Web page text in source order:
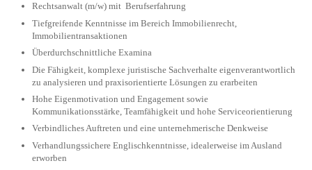
Rechtsanwalt (m/w) mit Berufserfahrung
Tiefgreifende Kenntnisse im Bereich Immobilienrecht,
Immobilientransaktionen
Überdurchschnittliche Examina
Die Fähigkeit, komplexe juristische Sachverhalte eigenverantwortlich
zu analysieren und praxisorientierte Lösungen zu erarbeiten
Hohe Eigenmotivation und Engagement sowie
Kommunikationsstärke, Teamfähigkeit und hohe Serviceorientierung
Verbindliches Auftreten und eine unternehmerische Denkweise
Verhandlungssichere Englischkenntnisse, idealerweise im Ausland
erworben